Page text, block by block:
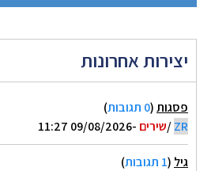
יצירות אחרונות
פסגות(0 תגובות
)
ZR
/שירים -09/08/2026 11:27
גיל (1 תגובות
)